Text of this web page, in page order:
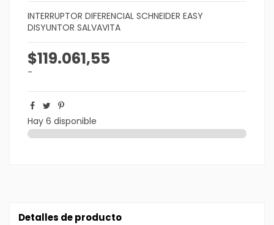
INTERRUPTOR DIFERENCIAL SCHNEIDER EASY
DISYUNTOR SALVAVITA
$119.061,55
-
Hay 6 disponible
Detalles de producto